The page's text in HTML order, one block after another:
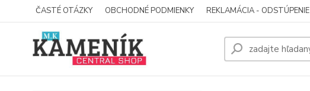
ČASTÉ OTÁZKY OBCHODNÉ PODMIENKY REKLAMÁCIA - ODSTÚPENIE